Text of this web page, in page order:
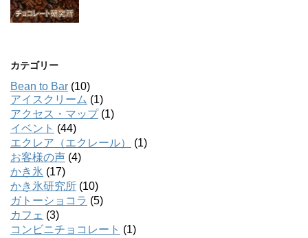
カテゴリー
Bean to Bar (10)
アイスクリーム (1)
アクセス・マップ(1)
イベント (44)
エクレア（エクレール）
(1)
お客様の声 (4)
かき氷 (17)
かき氷研究所 (10)
ガトーショコラ (5)
カフェ (3)
コンビニチョコレート (1)